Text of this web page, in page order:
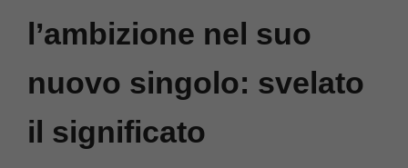
l’ambizione nel suo
nuovo singolo: svelato
il significato